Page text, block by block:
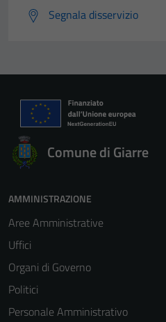
Segnala disservizio
Comune di Giarre
AMMINISTRAZIONE
Aree Amministrative
Uffici
Organi di Governo
Politici
Personale Amministrativo